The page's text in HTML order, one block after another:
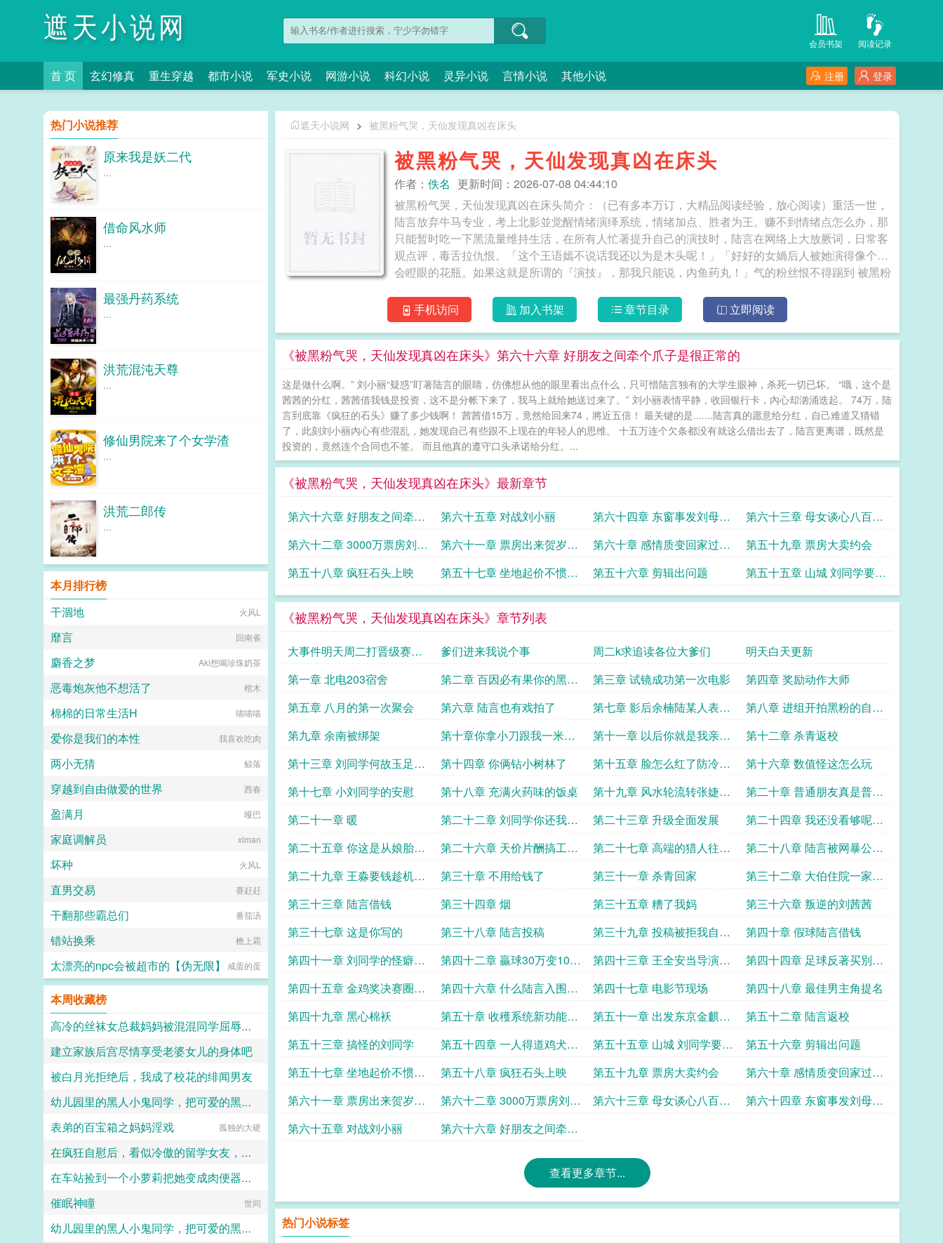
遮天小说网 阅读记录
会员书架
首 页 玄幻修真 重生穿越 都市小说 军史小说 网游小说 科幻小说 灵异小说 言情小说 其他小说 登录
注册
遮天小说网 > 被黑粉气哭，天仙发现真凶在床头
被黑粉气哭，天仙发现真凶在床头
作者： 佚名 更新时间：2026-07-08 04:44:10
被黑粉气哭，天仙发现真凶在床头简介：（已有多本万订，大精品阅读经验，放心阅读）重活一世，
陆言放弃牛马专业，考上北影並觉醒情绪演绎系统，情绪加点、胜者为王。赚不到情绪点怎么办，那
只能暂时吃一下黑流量维持生活，在所有人忙著提升自己的演技时，陆言在网络上大放厥词，日常客
观点评，毒舌拉仇恨。「这个王语嫣不说话我还以为是木头呢！」「好好的女媧后人被她演得像个只
会瞪眼的花瓶。如果这就是所谓的『演技』，那我只能说，內鱼药丸！」气的粉丝恨不得踢到 被黑粉
手机访问
加入书架 章节目录 立即阅读
《被黑粉气哭，天仙发现真凶在床头》第六十六章 好朋友之间牵个爪子是很正常的
这是做什么啊。” 刘小丽“疑惑”盯著陆言的眼睛，仿佛想从他的眼里看出点什么，只可惜陆言独有的大学生眼神，杀死一切已坏。 “哦，这个是
茜茜的分红，茜茜借我钱是投资，这不是分帐下来了，我马上就给她送过来了。” 刘小丽表情平静，收回银行卡，內心却汹涌迭起。 74万，陆
言到底靠《疯狂的石头》赚了多少钱啊！ 茜茜借15万，竟然给回来74，將近五倍！ 最关键的是.......陆言真的愿意给分红，自己难道又猜错
了，此刻刘小丽內心有些混乱，她发现自己有些跟不上现在的年轻人的思维。 十五万连个欠条都没有就这么借出去了，陆言更离谱，既然是
投资的，竟然连个合同也不签。 而且他真的遵守口头承诺给分红。...
《被黑粉气哭，天仙发现真凶在床头》最新章节
第六十六章 好朋友之间牵个
爪子是很正常的
第六十五章 对战刘小丽
第六十四章 东窗事发刘母问
罪
第六十三章 母女谈心八百个
心眼子
第六十二章 3000万票房刘小
丽震惊
第六十一章 票房出来贺岁档
黑马
第六十章 感情质变回家过年
求追读
第五十九章 票房大卖约会
第五十八章 疯狂石头上映
第五十七章 坐地起价不惯著
直接起诉
第五十六章 剪辑出问题
第五十五章 山城 刘同学要来
探班
《被黑粉气哭，天仙发现真凶在床头》章节列表
大事件明天周二打晋级赛助
我一臂之力
爹们进来我说个事 周二k求追读各位大爹们
明天白天更新
第一章 北电203宿舍
第二章 百因必有果你的黑粉
就是我
第三章 试镜成功第一次电影
第四章 奖励动作大师
第五章 八月的第一次聚会
第六章 陆言也有戏拍了
第七章 影后余楠陆某人表示
不想努力了
第八章 进组开拍黑粉的自我
修养
第九章 余南被绑架
第十章你拿小刀跟我一米长
钢管打你一直这么勇的吗
第十一章 以后你就是我亲弟
弟
第十二章 杀青返校
第十三章 刘同学何故玉足乱
我道心
第十四章 你俩钻小树林了
第十五章 脸怎么红了防冷涂
的蜡
第十六章 数值怪这怎么玩
第十七章 小刘同学的安慰
第十八章 充满火药味的饭桌
第十九章 风水轮流转张婕求
情
第二十章 普通朋友真是普通
朋友
第二十一章 暖
第二十二章 刘同学你还我冰
糖葫芦
第二十三章 升级全面发展
第二十四章 我还没看够呢你
就演完了
第二十五章 你这是从娘胎就
开始演戏了吧
第二十六章 天价片酬搞工作
室
第二十七章 高端的猎人往往
是以猎物身份
第二十八章 陆言被网暴公关
危机
第二十九章 王淼要钱趁机勒
索
第三十章 不用给钱了 第三十一章 杀青回家
第三十二章 大伯住院一家人
凑钱
第三十三章 陆言借钱 第三十四章 烟 第三十五章 糟了我妈
第三十六章 叛逆的刘茜茜
第三十七章 这是你写的
第三十八章 陆言投稿
第三十九章 投稿被拒我自己
搞新和联
第四十章 假球陆言借钱
第四十一章 刘同学的怪癖陆
言吃软饭
第四十二章 贏球30万变100
万
第四十三章 王全安当导演余
南投资
第四十四章 足球反著买別墅
靠大海
第四十五章 金鸡奖决赛圈这
是我的学生
第四十六章 什么陆言入围金
鸡奖
第四十七章 电影节现场
第四十八章 最佳男主角提名
第四十九章 黑心棉袄
第五十章 收穫系统新功能开
启
第五十一章 出发东京金麒麟
与蝴蝶效应
第五十二章 陆言返校
第五十三章 搞怪的刘同学
第五十四章 一人得道鸡犬升
天4000字求追读兄弟们
第五十五章 山城 刘同学要来
探班
第五十六章 剪辑出问题
第五十七章 坐地起价不惯著
直接起诉
第五十八章 疯狂石头上映 第五十九章 票房大卖约会
第六十章 感情质变回家过年
求追读
第六十一章 票房出来贺岁档
黑马
第六十二章 3000万票房刘小
丽震惊
第六十三章 母女谈心八百个
第六十四章 东窗事发刘母问
第六十五章 对战刘小丽
第六十六章 好朋友之间牵个
查看更多章节...
热门小说标签
热门小说推荐
原来我是妖二代
...
借命风水师
...
最强丹药系统
...
洪荒混沌天尊
...
修仙男院来了个女学渣
...
洪荒二郎传
...
本月排行榜
干涸地
火风L
靡言 回南雀
麝香之梦 Aki想喝珍珠奶茶
恶毒炮灰他不想活了 棺木
棉棉的日常生活H 喵喵喵
爱你是我们的本性 我喜欢吃肉
两小无猜 鲸落
穿越到自由做爱的世界 西春
盈满月 哑巴
家庭调解员 ximan
坏种 火风L
直男交易 赛赶赶
干翻那些霸总们 番茄汤
错站换乘 檐上霜
太漂亮的npc会被超市的【伪无限】 咸蛋的蛋
本周收藏榜
高冷的丝袜女总裁妈妈被混混同学屈辱玩弄
hhkdesu
建立家族后宫尽情享受老婆女儿的身体吧
若轻云闭月
被白月光拒绝后，我成了校花的绯闻男友
杰尼大魔王
幼儿园里的黑人小鬼同学，把可爱的黑丝吊带肥臀妈妈爆插到恶堕叫爹！（无绿改）
珍稀木种塞林木
表弟的百宝箱之妈妈淫戏 孤独的大硬
在疯狂自慰后，看似冷傲的留学女友，踩着高跟夹着湿润胯下，被黑人巨根玩成白痴性欲母猪了！
在车站捡到一个小萝莉把她变成肉便器精液尿壶
熊熊我啊最喜欢桉树叶了呢
催眠神瞳 世间
幼儿园里的黑人小鬼同学，把可爱的黑丝吊带肥臀妈妈爆插到恶堕叫爹！